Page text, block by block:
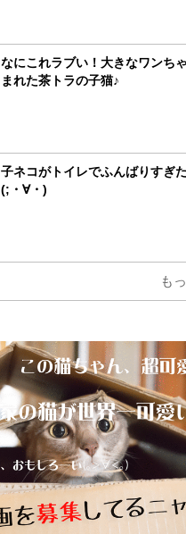
なにこれラブい！大きなワンち
まれた茶トラの子猫♪
子ネコがトイレでふんばりすぎ
(;・∀・)
も